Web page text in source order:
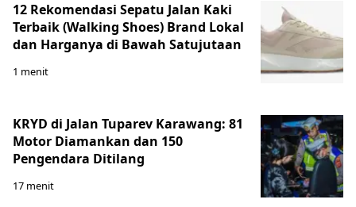
12 Rekomendasi Sepatu Jalan Kaki
Terbaik (Walking Shoes) Brand Lokal
dan Harganya di Bawah Satujutaan
1 menit
KRYD di Jalan Tuparev Karawang: 81
Motor Diamankan dan 150
Pengendara Ditilang
17 menit